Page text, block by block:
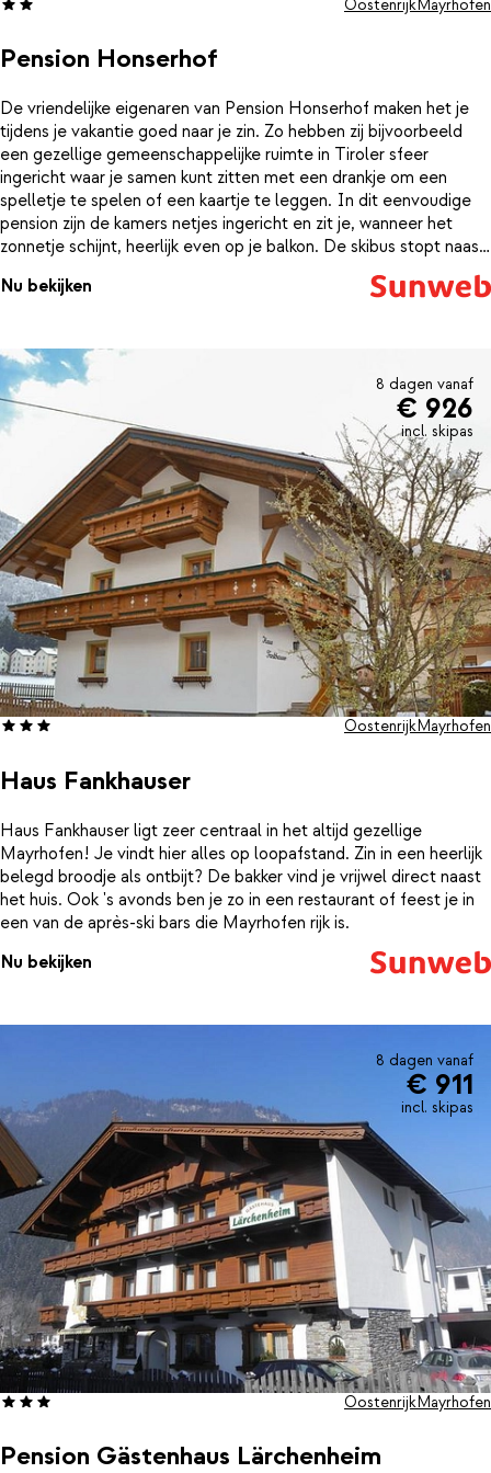
glas wijn.
Pension Honserhof
OostenrijkMayrhofen
De vriendelijke eigenaren van Pension Honserhof maken het je
tijdens je vakantie goed naar je zin. Zo hebben zij bijvoorbeeld
een gezellige gemeenschappelijke ruimte in Tiroler sfeer
ingericht waar je samen kunt zitten met een drankje om een
spelletje te spelen of een kaartje te leggen. In dit eenvoudige
pension zijn de kamers netjes ingericht en zit je, wanneer het
zonnetje schijnt, heerlijk even op je balkon. De skibus stopt naast
de deur, maar wanneer je met de auto naar de skilift bent
gereden dan kunt je ’s middags weer gemakkelijk op je plek bij
Voor een goede prijs-kwaliteitverhouding en een rustig gelegen
pension kies je voor Pension Honserhof.
Nu bekijken
8 dagen vanaf
€ 926
incl. skipas
Haus Fankhauser
OostenrijkMayrhofen
Haus Fankhauser ligt zeer centraal in het altijd gezellige
Mayrhofen! Je vindt hier alles op loopafstand. Zin in een heerlijk
belegd broodje als ontbijt? De bakker vind je vrijwel direct naast
het huis. Ook 's avonds ben je zo in een restaurant of feest je in
een van de après-ski bars die Mayrhofen rijk is.
Nu bekijken
8 dagen vanaf
€ 911
incl. skipas
Pension Gästenhaus Lärchenheim
OostenrijkMayrhofen